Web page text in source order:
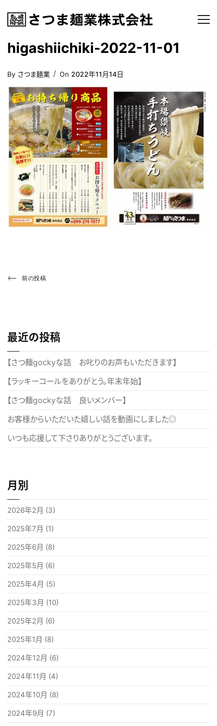
higashiichiki-2022-11-01
By さつま麺業
Posted
On 2022年11月14日
投
ゲ
ー
ン
Previous
前の投稿
最近の投稿
【さつ麺gockyな話 お叱りのお声もいただきます】
【ラッキーコールをありがとう。年末年始】
【さつ麺gockyな話 良いメンバー】
お客様からいただいた嬉しい話を動画にしました◎
いつも応援して下さりありがとうございます。
月別
2026年2月 (3)
2025年7月 (1)
2025年6月 (8)
2025年5月 (6)
2025年4月 (5)
2025年3月 (10)
2025年2月 (6)
2025年1月 (8)
2024年12月 (6)
2024年11月 (4)
2024年10月 (8)
2024年9月 (7)